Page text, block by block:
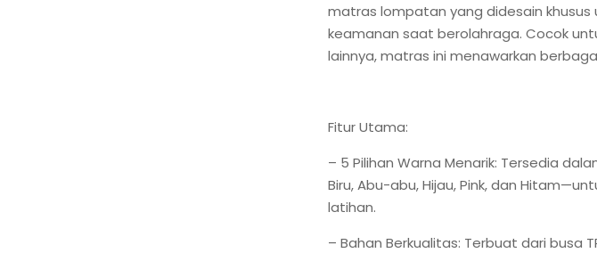
matras lompatan yang didesain
keamanan saat berolahraga. Cocok
lainnya, matras ini menawarkan
Fitur Utama:
– 5 Pilihan Warna Menarik: Tersedia
Biru, Abu-abu, Hijau, Pink, dan
latihan.
– Bahan Berkualitas: Terbuat dari busa